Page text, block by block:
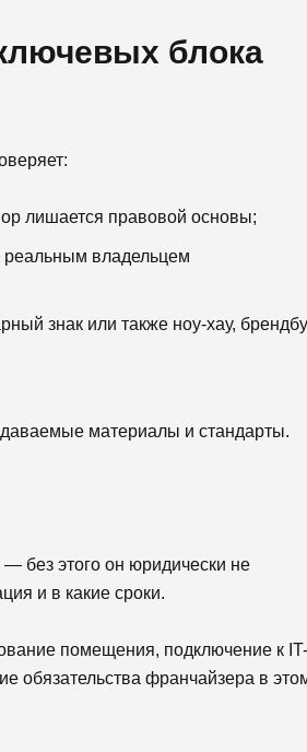
блока
лишается правовой основы;
реальным владельцем
знак или также ноу-хау,
материалы и стандарты.
— без этого он юридически не
и в какие сроки.
помещения, подключение к IT-
обязательства франчайзера в